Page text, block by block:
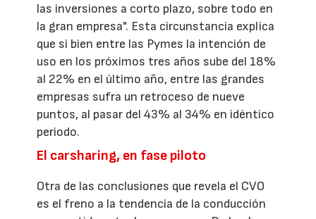
las inversiones a corto plazo, sobre todo en
la gran empresa". Esta circunstancia explica
que si bien entre las Pymes la intención de
uso en los próximos tres años sube del 18%
al 22% en el último año, entre las grandes
empresas sufra un retroceso de nueve
puntos, al pasar del 43% al 34% en idéntico
periodo.
El carsharing, en fase piloto
Otra de las conclusiones que revela el CVO
es el freno a la tendencia de la conducción